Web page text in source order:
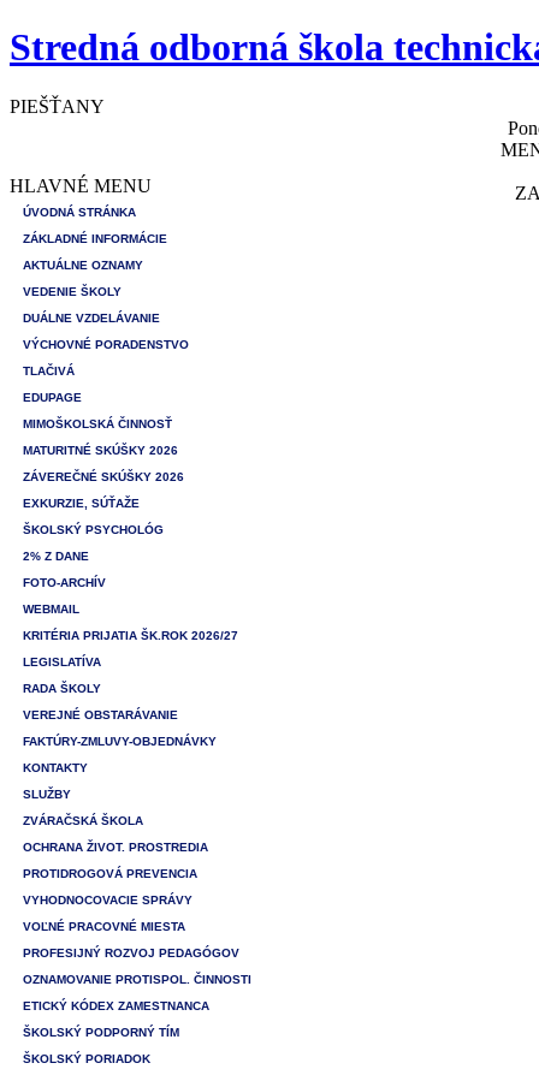
Stredná odborná škola
PIEŠŤANY
HLAVNÉ MENU
ÚVODNÁ STRÁNKA
ZÁKLADNÉ INFORMÁCIE
AKTUÁLNE OZNAMY
VEDENIE ŠKOLY
DUÁLNE VZDELÁVANIE
VÝCHOVNÉ PORADENSTVO
TLAČIVÁ
EDUPAGE
MIMOŠKOLSKÁ ČINNOSŤ
MATURITNÉ SKÚŠKY 2026
ZÁVEREČNÉ SKÚŠKY 2026
EXKURZIE, SÚŤAŽE
ŠKOLSKÝ PSYCHOLÓG
2% Z DANE
FOTO-ARCHÍV
WEBMAIL
KRITÉRIA PRIJATIA ŠK.ROK 2026/27
LEGISLATÍVA
RADA ŠKOLY
VEREJNÉ OBSTARÁVANIE
FAKTÚRY-ZMLUVY-OBJEDNÁVKY
KONTAKTY
SLUŽBY
ZVÁRAČSKÁ ŠKOLA
OCHRANA ŽIVOT. PROSTREDIA
PROTIDROGOVÁ PREVENCIA
VYHODNOCOVACIE SPRÁVY
VOĽNÉ PRACOVNÉ MIESTA
PROFESIJNÝ ROZVOJ PEDAGÓGOV
OZNAMOVANIE PROTISPOL. ČINNOSTI
ETICKÝ KÓDEX ZAMESTNANCA
ŠKOLSKÝ PODPORNÝ TÍM
ŠKOLSKÝ PORIADOK